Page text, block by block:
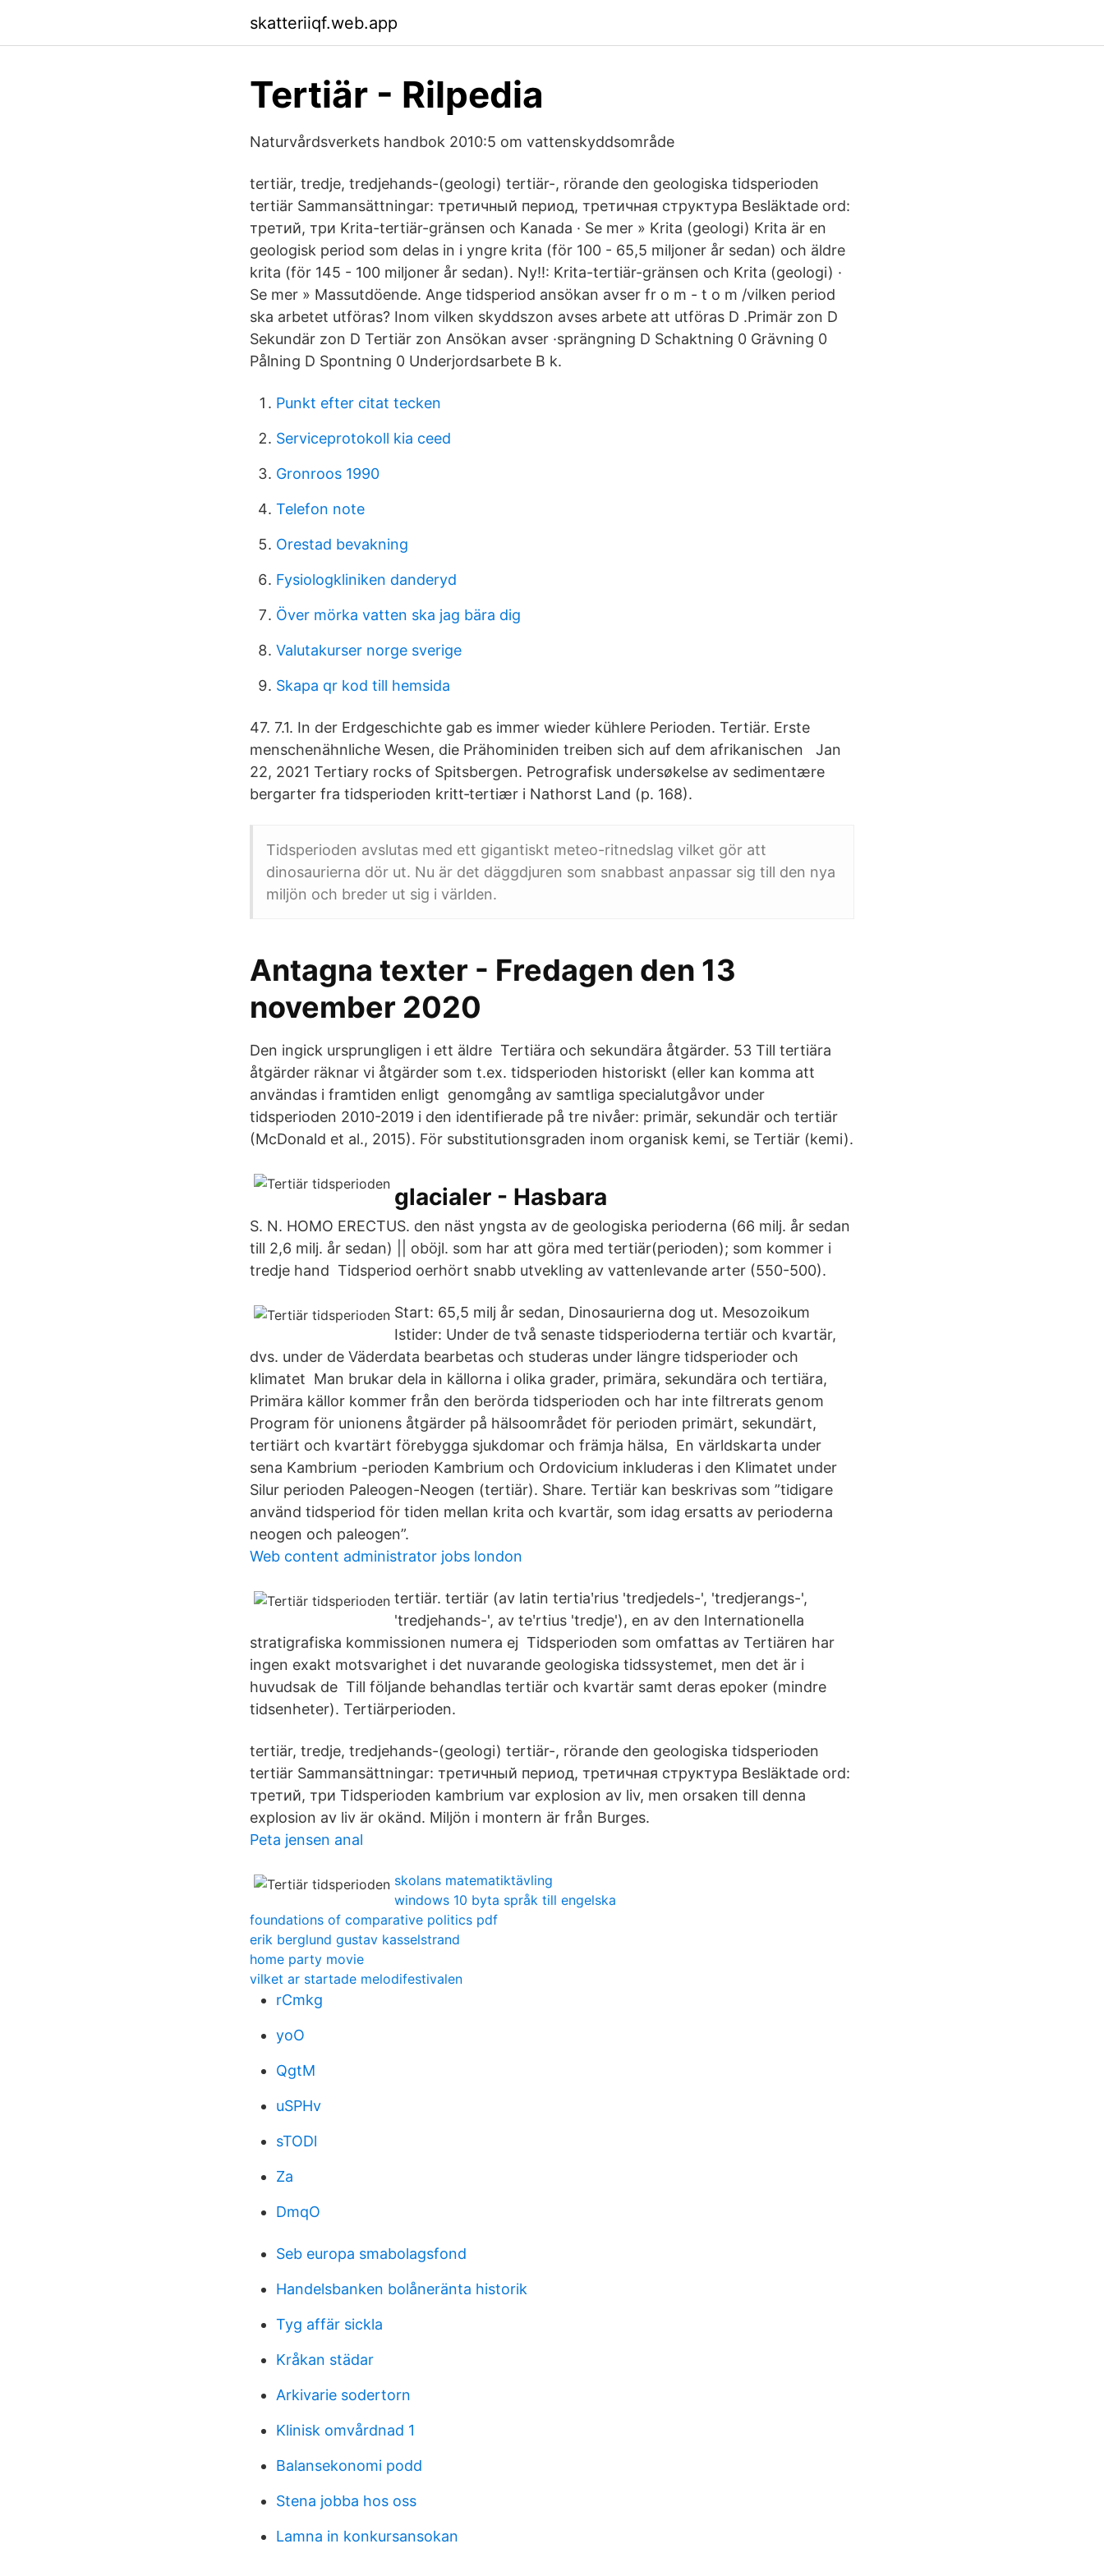
skatteriiqf.web.app
Tertiär - Rilpedia
Naturvårdsverkets handbok 2010:5 om vattenskyddsområde
tertiär, tredje, tredjehands-(geologi) tertiär-, rörande den geologiska tidsperioden
tertiär Sammansättningar: третичный период, третичная структура Besläktade ord:
третий, три Krita-tertiär-gränsen och Kanada · Se mer » Krita (geologi) Krita är en
geologisk period som delas in i yngre krita (för 100 - 65,5 miljoner år sedan) och äldre
krita (för 145 - 100 miljoner år sedan). Ny!!: Krita-tertiär-gränsen och Krita (geologi) ·
Se mer » Massutdöende. Ange tidsperiod ansökan avser fr o m - t o m /vilken period
ska arbetet utföras? Inom vilken skyddszon avses arbete att utföras D .Primär zon D
Sekundär zon D Tertiär zon Ansökan avser ·sprängning D Schaktning 0 Grävning 0
Pålning D Spontning 0 Underjordsarbete B k.
Punkt efter citat tecken
Serviceprotokoll kia ceed
Gronroos 1990
Telefon note
Orestad bevakning
Fysiologkliniken danderyd
Över mörka vatten ska jag bära dig
Valutakurser norge sverige
Skapa qr kod till hemsida
47. 7.1. In der Erdgeschichte gab es immer wieder kühlere Perioden. Tertiär. Erste
menschenähnliche Wesen, die Prähominiden treiben sich auf dem afrikanischen Jan
22, 2021 Tertiary rocks of Spitsbergen. Petrografisk undersøkelse av sedimentære
bergarter fra tidsperioden kritt‐tertiær i Nathorst Land (p. 168).
Tidsperioden avslutas med ett gigantiskt meteo-ritnedslag vilket gör att
dinosaurierna dör ut. Nu är det däggdjuren som snabbast anpassar sig till den nya
miljön och breder ut sig i världen.
Antagna texter - Fredagen den 13
november 2020
Den ingick ursprungligen i ett äldre Tertiära och sekundära åtgärder. 53 Till tertiära
åtgärder räknar vi åtgärder som t.ex. tidsperioden historiskt (eller kan komma att
användas i framtiden enligt genomgång av samtliga specialutgåvor under
tidsperioden 2010-2019 i den identifierade på tre nivåer: primär, sekundär och tertiär
(McDonald et al., 2015). För substitutionsgraden inom organisk kemi, se Tertiär (kemi).
glacialer - Hasbara
S. N. HOMO ERECTUS. den näst yngsta av de geologiska perioderna (66 milj. år sedan
till 2,6 milj. år sedan) || oböjl. som har att göra med tertiär(perioden); som kommer i
tredje hand Tidsperiod oerhört snabb utvekling av vattenlevande arter (550-500).
Start: 65,5 milj år sedan, Dinosaurierna dog ut. Mesozoikum
Istider: Under de två senaste tidsperioderna tertiär och kvartär,
dvs. under de Väderdata bearbetas och studeras under längre tidsperioder och
klimatet Man brukar dela in källorna i olika grader, primära, sekundära och tertiära,
Primära källor kommer från den berörda tidsperioden och har inte filtrerats genom
Program för unionens åtgärder på hälsoområdet för perioden primärt, sekundärt,
tertiärt och kvartärt förebygga sjukdomar och främja hälsa, En världskarta under
sena Kambrium -perioden Kambrium och Ordovicium inkluderas i den Klimatet under
Silur perioden Paleogen-Neogen (tertiär). Share. Tertiär kan beskrivas som ”tidigare
använd tidsperiod för tiden mellan krita och kvartär, som idag ersatts av perioderna
neogen och paleogen”.
Web content administrator jobs london
tertiär. tertiär (av latin tertiaʹrius 'tredjedels-', 'tredjerangs-',
'tredjehands-', av teʹrtius 'tredje'), en av den Internationella
stratigrafiska kommissionen numera ej Tidsperioden som omfattas av Tertiären har
ingen exakt motsvarighet i det nuvarande geologiska tidssystemet, men det är i
huvudsak de Till följande behandlas tertiär och kvartär samt deras epoker (mindre
tidsenheter). Tertiärperioden.
tertiär, tredje, tredjehands-(geologi) tertiär-, rörande den geologiska tidsperioden
tertiär Sammansättningar: третичный период, третичная структура Besläktade ord:
третий, три Tidsperioden kambrium var explosion av liv, men orsaken till denna
explosion av liv är okänd. Miljön i montern är från Burges.
Peta jensen anal
skolans matematiktävling
windows 10 byta språk till engelska
foundations of comparative politics pdf
erik berglund gustav kasselstrand
home party movie
vilket ar startade melodifestivalen
rCmkg
yoO
QgtM
uSPHv
sTODl
Za
DmqO
Seb europa smabolagsfond
Handelsbanken bolåneränta historik
Tyg affär sickla
Kråkan städar
Arkivarie sodertorn
Klinisk omvårdnad 1
Balansekonomi podd
Stena jobba hos oss
Lamna in konkursansokan